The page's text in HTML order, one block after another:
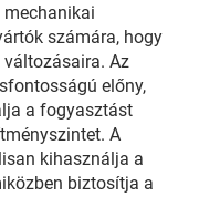
számára, hogy
Az
előny,
a fogyasztást
A
kihasználja a
biztosítja a